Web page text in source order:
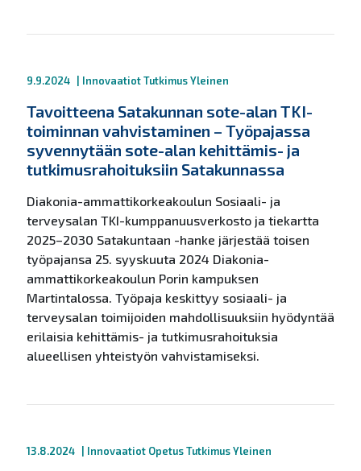
9.9.2024 InnovaatiotTutkimusYleinen
Tavoitteena Satakunnan sote-alan TKI-
toiminnan vahvistaminen – Työpajassa
syvennytään sote-alan kehittämis- ja
tutkimusrahoituksiin Satakunnassa
Diakonia-ammattikorkeakoulun Sosiaali- ja
terveysalan TKI-kumppanuusverkosto ja tiekartta
2025–2030 Satakuntaan -hanke järjestää toisen
työpajansa 25. syyskuuta 2024 Diakonia-
ammattikorkeakoulun Porin kampuksen
Martintalossa. Työpaja keskittyy sosiaali- ja
terveysalan toimijoiden mahdollisuuksiin hyödyntää
erilaisia kehittämis- ja tutkimusrahoituksia
alueellisen yhteistyön vahvistamiseksi.
13.8.2024 Innovaatiot OpetusTutkimusYleinen